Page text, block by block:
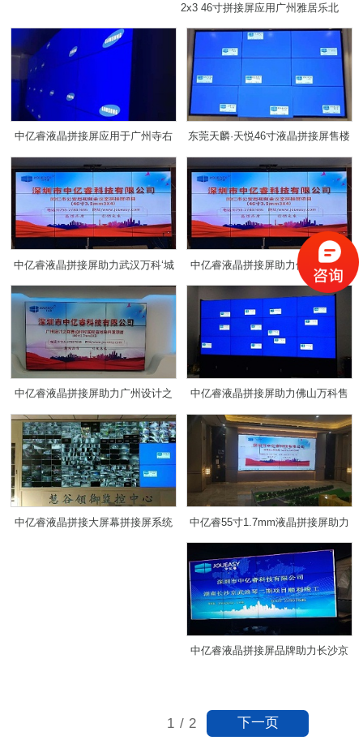
2x3 46寸拼接屏应用广州雅居乐北
苑君澜售楼中心
东莞天麟·天悦46寸液晶拼接屏售楼
中心大屏解决方案
中亿睿液晶拼接屏应用于广州寺右
万科售楼展厅中心
中亿睿液晶拼接屏助力佛山瀚天科
技城打造佛山数字经济策源地
中亿睿液晶拼接屏助力武汉万科‘城
市之光’项目顺利竣工
中亿睿液晶拼接屏助力佛山万科售
楼中心打造可视化系统
中亿睿液晶拼接屏助力广州设计之
都黄边村村属权益地快开发项目
中亿睿55寸1.7mm液晶拼接屏助力
青海玺云峰楼盘中心
中亿睿液晶拼接大屏幕拼接屏系统
中亿睿液晶拼接屏品牌助力长沙京
1 / 2 下一页